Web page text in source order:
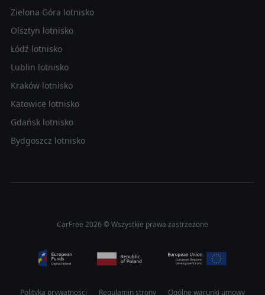
Zielona Góra lotnisko
Olsztyn lotnisko
Łódź lotnisko
Lublin lotnisko
Kraków lotnisko
Katowice lotnisko
Gdańsk lotnisko
Bydgoszcz lotnisko
CarFree 2026 © Wszystkie prawa zastrzeżone
Polityka prywatności Regulamin strony Ogólne warunki umowy